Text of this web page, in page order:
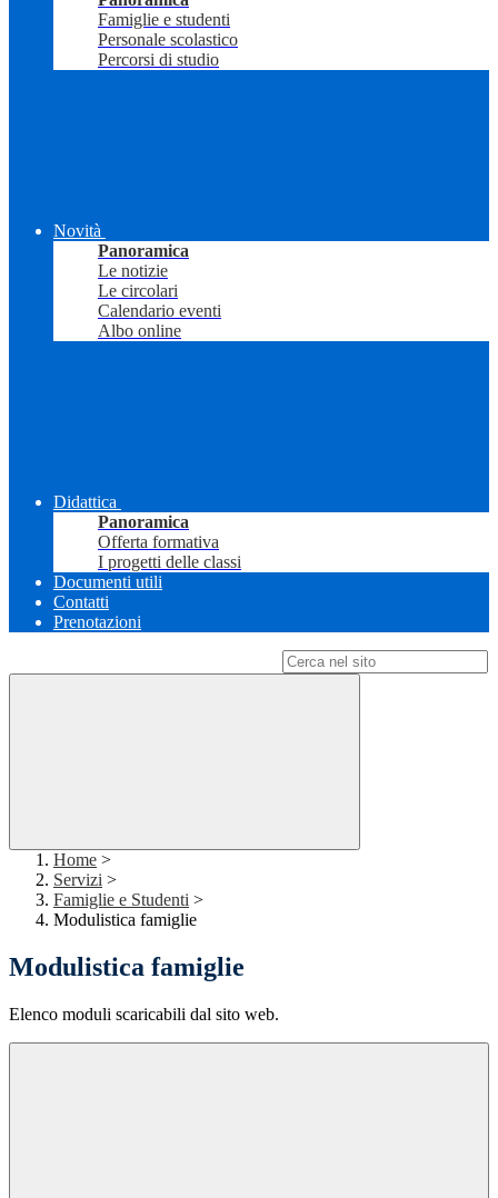
Famiglie e studenti
Personale scolastico
Percorsi di studio
Novità
Panoramica
Le notizie
Le circolari
Calendario eventi
Albo online
Didattica
Panoramica
Offerta formativa
I progetti delle classi
Documenti utili
Contatti
Prenotazioni
Home >
Servizi >
Famiglie e Studenti >
Modulistica famiglie
Modulistica famiglie
Elenco moduli scaricabili dal sito web.